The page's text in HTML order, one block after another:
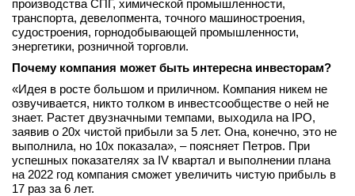
производства СПГ, химической промышленности,
транспорта, девелопмента, точного машиностроения,
судостроения, горнодобывающей промышленности,
энергетики, розничной торговли.
Почему компания может быть интересна инвесторам?
«Идея в росте большом и приличном. Компания никем не
озвучивается, никто толком в инвестсообществе о ней не
знает. Растет двузначными темпами, выходила на IPO,
заявив о 20х чистой прибыли за 5 лет. Она, конечно, это не
выполнила, но 10х показала», – поясняет Петров. При
успешных показателях за IV квартал и выполнении плана
на 2022 год компания сможет увеличить чистую прибыль в
17 раз за 6 лет.